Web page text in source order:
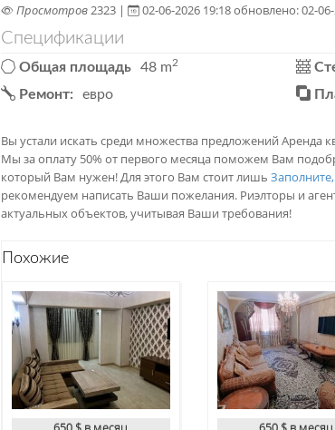
Просмотров2323 | 02-06-2026 19:18обновлено: 02-
Спецификации
Общая площадь 48 m2
Ремонт:
евро
Вы устали искать среди множества предложений Аренда
Мы за оплату 50% от первого месяца поможем Вам
который Вам нужен! Для этого Вам стоит лишь
рекомендуем написать Ваши пожелания. Риэлторы и
актуальных объектов, учитывая Ваши требования!
Похожие